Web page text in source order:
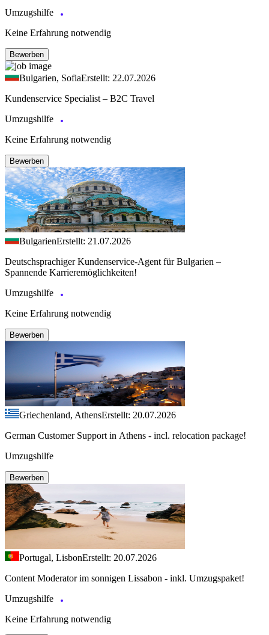
Umzugshilfe
Keine Erfahrung notwendig
Bewerben
Bulgarien, SofiaErstellt: 22.07.2026
Kundenservice Specialist – B2C Travel
Umzugshilfe
Keine Erfahrung notwendig
Bewerben
BulgarienErstellt: 21.07.2026
Deutschsprachiger Kundenservice-Agent für Bulgarien –
Spannende Karrieremöglichkeiten!
Umzugshilfe
Keine Erfahrung notwendig
Bewerben
Griechenland, AthensErstellt: 20.07.2026
German Customer Support in Athens - incl. relocation package!
Umzugshilfe
Bewerben
Portugal, LisbonErstellt: 20.07.2026
Content Moderator im sonnigen Lissabon - inkl. Umzugspaket!
Umzugshilfe
Keine Erfahrung notwendig